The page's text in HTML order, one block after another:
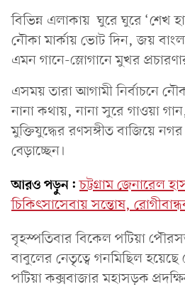
বিভিন্ন এলাকায় ঘুরে ঘুরে ‘শেখ
নৌকা মার্কায় ভোট দিন, জয়
এমন গানে-স্লোগানে মুখর
এসময় তারা আগামী নির্বাচনে
নানা কথায়, নানা সুরে গাওয়া
মুক্তিযুদ্ধের রণসঙ্গীত বাজিয়ে
বেড়াচ্ছেন।
আরও পড়ুন: চট্টগ্রাম জেনারেল
চিকিৎসাসেবায় সন্তোষ,
বৃহস্পতিবার বিকেল পটিয়া
বাবুলের নেতৃত্বে গনমিছিল
পটিয়া কক্সবাজার মহাসড়ক